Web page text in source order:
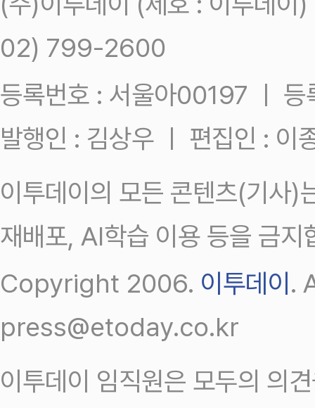
02) 799-2600
등록번호 : 서울아00197 ㅣ
발행인 : 김상우 ㅣ 편집인 : 이
이투데이의 모든 콘텐츠(기사)
재배포, AI학습 이용 등을 금지
Copyright 2006. 이투데이 .
press@etoday.co.kr
이투데이 임직원은 모두의 의